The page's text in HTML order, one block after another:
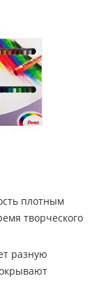
плотным
творческого
разную